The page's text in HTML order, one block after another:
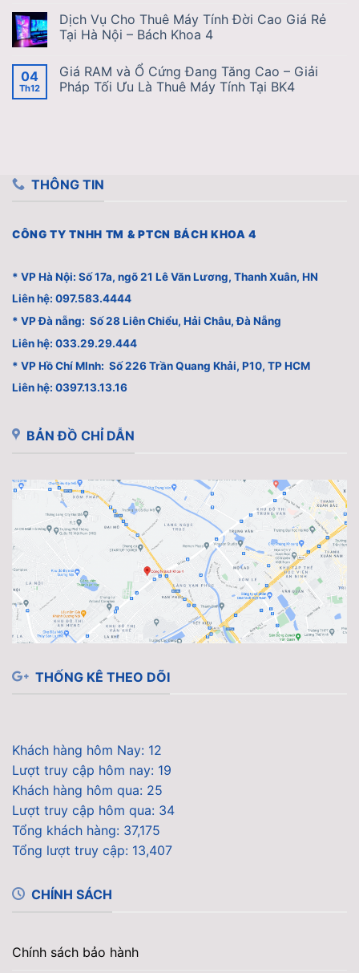
Dịch Vụ Cho Thuê Máy Tính Đời Cao Giá Rẻ
Tại Hà Nội – Bách Khoa 4
04
Th12
Giá RAM và Ổ Cứng Đang Tăng Cao – Giải
Pháp Tối Ưu Là Thuê Máy Tính Tại BK4
THÔNG TIN
CÔNG TY TNHH TM & PTCN BÁCH KHOA 4
* VP Hà Nội: Số 17a, ngõ 21 Lê Văn Lương, Thanh Xuân, HN
Liên hệ: 097.583.4444
* VP Đà nẵng: Số 28 Liên Chiểu, Hải Châu, Đà Nẵng
Liên hệ: 033.29.29.444
* VP Hồ Chí MInh: Số 226 Trần Quang Khải, P10, TP HCM
Liên hệ: 0397.13.13.16
BẢN ĐỒ CHỈ DẪN
THỐNG KÊ THEO DÕI
Khách hàng hôm Nay: 12
Lượt truy cập hôm nay: 19
Khách hàng hôm qua: 25
Lượt truy cập hôm qua: 34
Tổng khách hàng: 37,175
Tổng lượt truy cập: 13,407
CHÍNH SÁCH
Chính sách bảo hành